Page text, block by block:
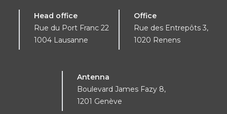
Head office
Rue du Port Franc 22
1004 Lausanne
Office
Rue des Entrepôts 3,
1020 Renens
Antenna
Boulevard James Fazy 8,
1201 Genève